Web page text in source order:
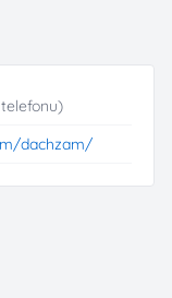
telefonu)
dachzam/